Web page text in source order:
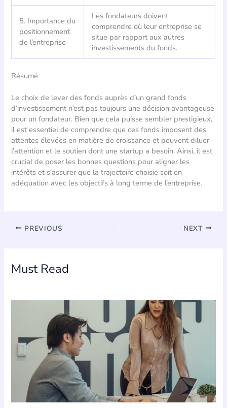
5. Importance du
positionnement
de l’entreprise
Les fondateurs doivent
comprendre où leur entreprise se
situe par rapport aux autres
investissements du fonds.
Résumé
Le choix de lever des fonds auprès d’un grand fonds
d’investissement n’est pas toujours une décision avantageuse
pour un fondateur. Bien que cela puisse sembler prestigieux,
il est essentiel de comprendre que ces fonds imposent des
attentes élevées en matière de croissance et peuvent diluer
l’attention et le soutien dont une startup a besoin. Ainsi, il est
crucial de poser les bonnes questions pour aligner les
intérêts et s’assurer que la trajectoire choisie soit en
adéquation avec les objectifs à long terme de l’entreprise.
PREVIOUS NEXT
Must Read